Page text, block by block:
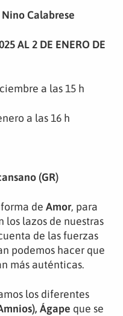
Nino Calabrese
AL 2 DE ENERO DE
a las 15 h
a las 16 h
(GR)
de Amor, para
los lazos de nuestras
de las fuerzas
podemos hacer que
más auténticas.
los diferentes
Ágape que se